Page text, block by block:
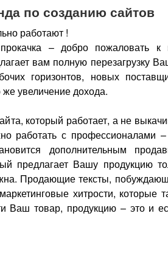
по созданию сайтов
работают !
– добро пожаловать к
вам полную перезагрузку
горизонтов, новых
увеличение дохода.
который работает, а не
работать с профессионалами
дополнительным
предлагает Вашу продукцию
Продающие тексты,
хитрости, которые
Ваш товар, продукцию – это и